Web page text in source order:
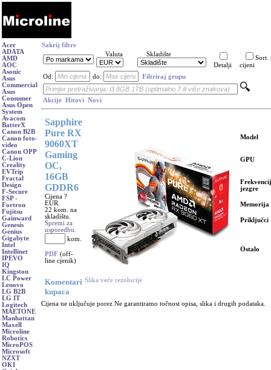
Acer
ADATA
AMD
AOC
Asonic
Asus
Commercial
Asus
Consumer
Asus Open
System
Avacom
BatterX
Canon B2B
Canon foto-
video
Canon OPP
C-Lion
Creality
EVTrip
Fractal
Design
F-Secure
FSP -
Fortron
Fujitsu
Gainward
Genesis
Genius
Gigabyte
Intel
Intellinet
IPEVO
IQ
Kingston
LC Power
Lenovo
LG B2B
LG IT
Logitech
MAETONE
Manhattan
Maxell
Microline
Robotics
MicroPOS
Microsoft
NZXT
OKI
Sakrij filtre
Valuta
Skladište
Detalji
Sort.
cijeni
Od:
do: Filtriraj grupu
Akcije Hitovi Novi
Sapphire
Pure RX
9060XT
Gaming
OC,
16GB
GDDR6
Cijena ?
EUR.
22 kom. na
skladištu.
Spremi za
usporedbu.
kom.
PDF (off-
line cjenik)
Komentari
kupaca
Slika veće rezolucije
Model
GPU
jezgre
Memorija
Priključci
Ostalo
Cijena ne uključuje porez Ne garantiramo točnost opisa, slika i drugih podataka.